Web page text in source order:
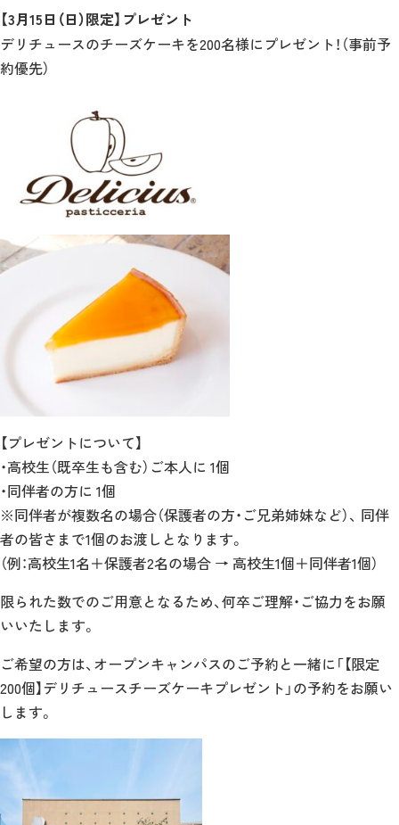
【3月15日（日）限定】プレゼント
デリチュースのチーズケーキを200名様にプレゼント！（事前予
約優先）
【プレゼントについて】
・高校生（既卒生も含む）ご本人に 1個
・同伴者の方に 1個
※同伴者が複数名の場合（保護者の方・ご兄弟姉妹など）、 同伴
者の皆さまで1個のお渡しとなります。
（例：高校生1名＋保護者2名の場合 → 高校生1個＋同伴者1個）
限られた数でのご用意となるため、何卒ご理解・ご協力をお願
いいたします。
ご希望の方は、オープンキャンパスのご予約と一緒に「【限定
200個】デリチュースチーズケーキプレゼント」の予約をお願い
します。